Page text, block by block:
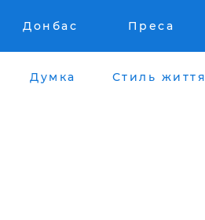
Донбас Преса
Думка Стиль життя